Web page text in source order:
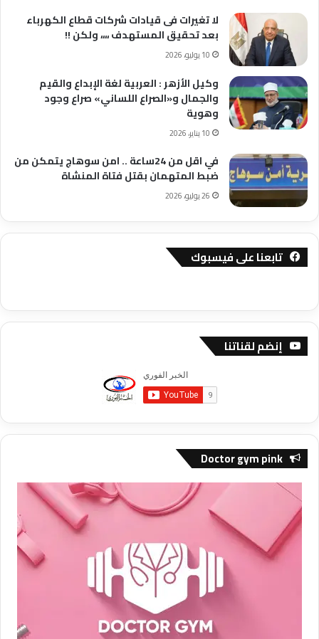
لا تغيرات فى قيادات شركات قطاع الكهرباء
بعد تحقيق المستهدف ،،،، ولكن !!
10 يوليو، 2026
وكيل الأزهر : العربية لغة الإبداع والقيم
والجمال و«الصراع اللساني» صراع وجود
وهوية
10 يناير، 2026
في اقل من 24ساعة .. امن سوهاج يتمكن من
ضبط المتهمان بقتل فتاة المنشاة
26 يوليو، 2026
تابعنا على فيسبوك
إنضم لقناتنا
Doctor gym pink